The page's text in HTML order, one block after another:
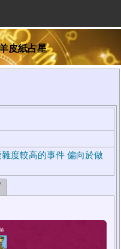
皮紙占星
度較高的事件 偏向於做